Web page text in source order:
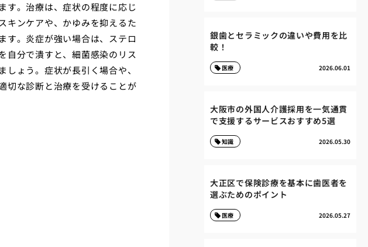
す。治療は、症状の程度に応じ
キンケアや、かゆみを抑えるた
す。炎症が強い場合は、ステロ
自分で潰すと、細菌感染のリス
ょう。症状が長引く場合や、
切な診断と治療を受けることが
銀歯とセラミックの違いや費用を比
較！
2026.06.01
医療
大阪市の外国人介護採用を一気通貫
で支援するサービスおすすめ5選
2026.05.30
知識
大正区で保険診療を基本に歯医者を
選ぶためのポイント
2026.05.27
医療